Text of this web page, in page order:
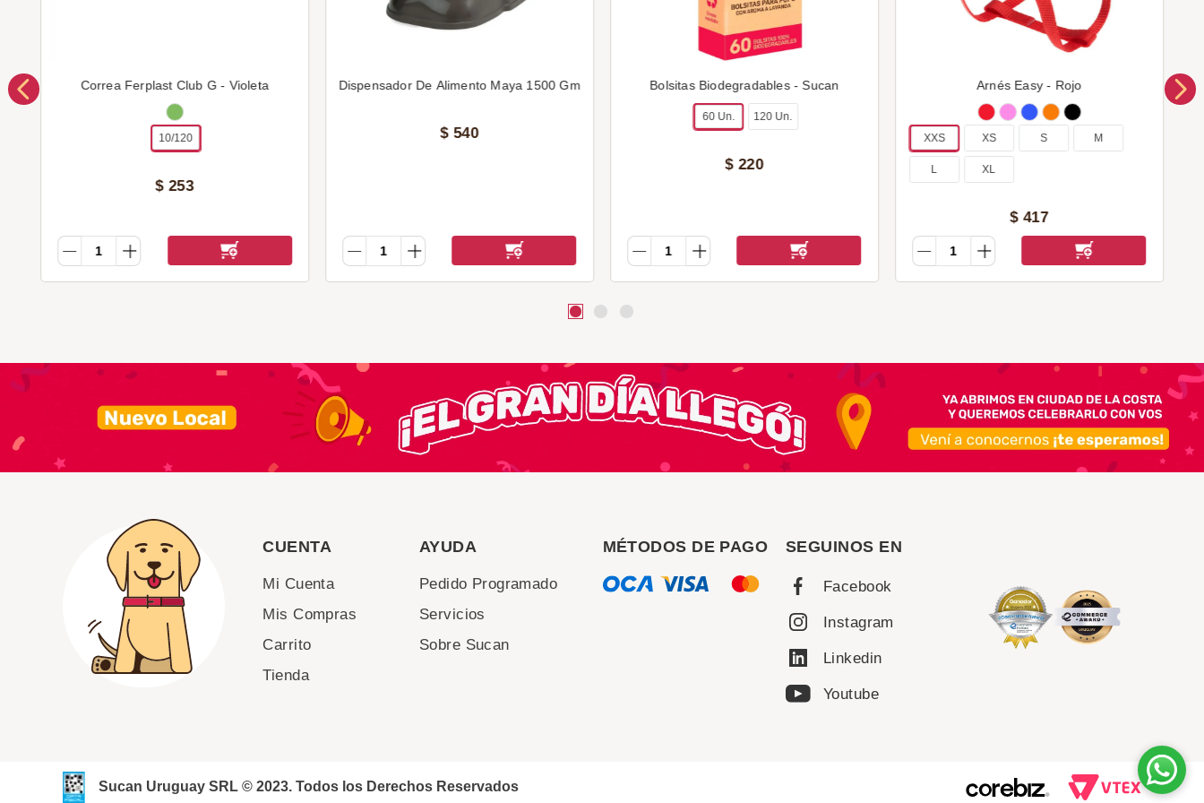
Correa Ferplast Club G - Violeta
10/120
$ 253
Dispensador De Alimento Maya 1500 Gm
$ 540
Bolsitas Biodegradables - Sucan
60 Un. 120 Un.
$ 220
Arnés Easy - Rojo
XXS XS S M
L XL
$ 417
CUENTA
Mi Cuenta
Mis Compras
Carrito
Tienda
AYUDA
Pedido Programado
Servicios
Sobre Sucan
MÉTODOS DE PAGO SEGUINOS EN
Facebook
Instagram
Linkedin
Youtube
Sucan Uruguay SRL © 2023. Todos los Derechos Reservados